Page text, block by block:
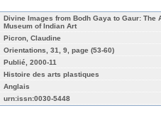
Divine Images from Bodh Gaya to Gaur: The
Museum of Indian Art
Picron, Claudine
Orientations, 31, 9, page (53-60)
Publié, 2000-11
Histoire des arts plastiques
Anglais
urn:issn:0030-5448